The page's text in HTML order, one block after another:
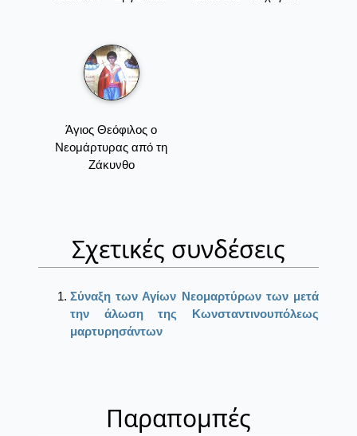
Άγιος Θεόφιλος ο
Νεομάρτυρας από τη
Ζάκυνθο
Σχετικές συνδέσεις
Σύναξη των Αγίων Νεομαρτύρων των μετά
την άλωση της Κωνσταντινουπόλεως
μαρτυρησάντων
Παραπομπές